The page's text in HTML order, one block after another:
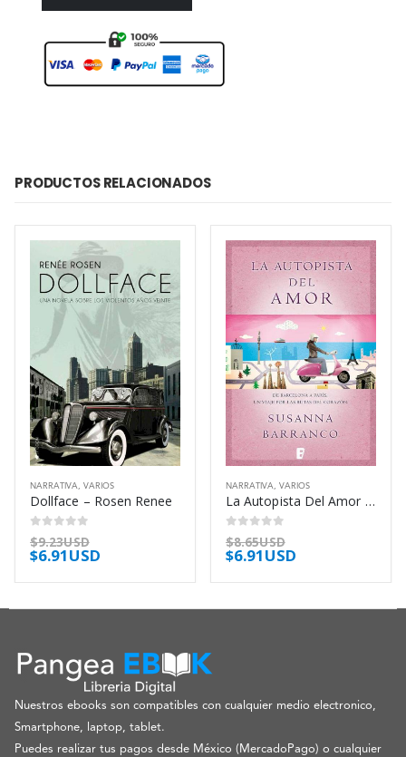
PRODUCTOS RELACIONADOS
NARRATIVA, VARIOS
Dollface – Rosen Renee
0out of 5
$9.23USD
$6.91USD
NARRATIVA, VARIOS
La Autopista Del Amor – Barranco Susanna
0out of 5
$8.65USD
$6.91USD
Nuestros ebooks son compatibles con cualquier medio electronico,
Smartphone, laptop, tablet.
Puedes realizar tus pagos desde México (MercadoPago) o cualquier